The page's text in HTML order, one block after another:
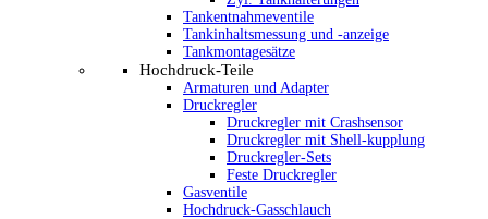
Tankentnahmeventile
Tankinhaltsmessung und -anzeige
Tankmontagesätze
Hochdruck-Teile
Armaturen und Adapter
Druckregler
Druckregler mit Crashsensor
Druckregler mit Shell-kupplung
Druckregler-Sets
Feste Druckregler
Gasventile
Hochdruck-Gasschlauch